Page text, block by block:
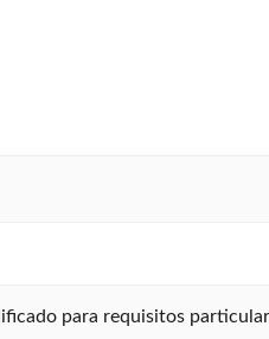
para requisitos